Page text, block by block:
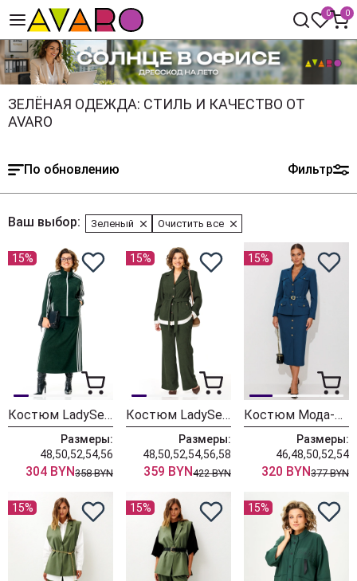
0 0
ЗЕЛЁНАЯ ОДЕЖДА: СТИЛЬ И КАЧЕСТВО ОТ
AVARO
По обновлению Фильтр
Ваш выбор: Зеленый Очистить все
15%
Костюм LadySecret 26260 зеленый
Размеры:
48,50,52,54,56
304 BYN358 BYN
15%
Костюм LadySecret 26251 хаки
Размеры:
48,50,52,54,56,58
359 BYN422 BYN
15%
Костюм Мода-Юрс 26-2935 темная бирюза
Размеры:
46,48,50,52,54
320 BYN377 BYN
15% 15% 15%